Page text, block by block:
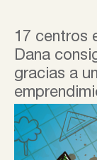
17 centros
Dana
gracias a